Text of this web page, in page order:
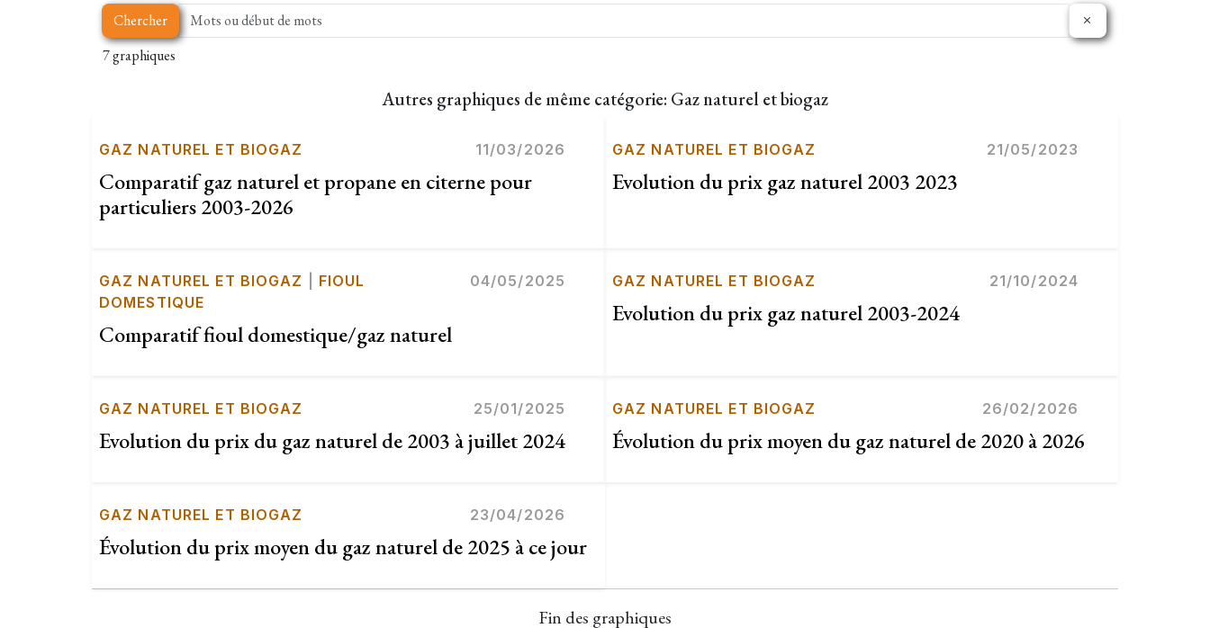
Chercher
7 graphiques
Autres graphiques de même catégorie: Gaz naturel et biogaz
GAZ NATUREL ET BIOGAZ 11/03/2026
Comparatif gaz naturel et propane en citerne pour
particuliers 2003-2026
GAZ NATUREL ET BIOGAZ 21/05/2023
Evolution du prix gaz naturel 2003 2023
GAZ NATUREL ET BIOGAZ
FIOUL
DOMESTIQUE
04/05/2025
Comparatif fioul domestique/gaz naturel
GAZ NATUREL ET BIOGAZ 21/10/2024
Evolution du prix gaz naturel 2003-2024
GAZ NATUREL ET BIOGAZ 25/01/2025
Evolution du prix du gaz naturel de 2003 à juillet 2024
GAZ NATUREL ET BIOGAZ 26/02/2026
Évolution du prix moyen du gaz naturel de 2020 à 2026
GAZ NATUREL ET BIOGAZ 23/04/2026
Évolution du prix moyen du gaz naturel de 2025 à ce jour
Fin des graphiques